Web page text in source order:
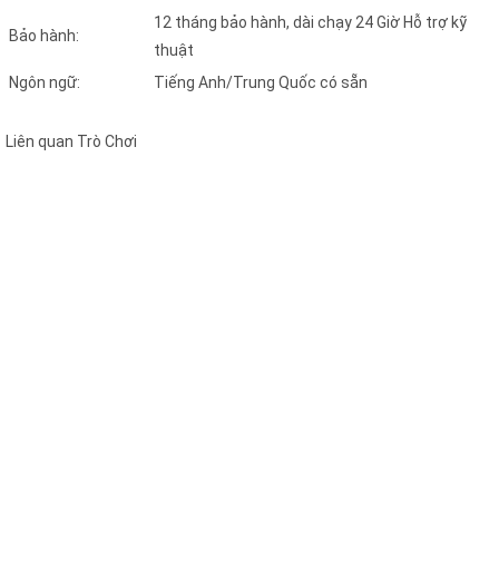
Bảo hành:
12 tháng bảo hành, dài chạy 24 Giờ Hỗ trợ kỹ
thuật
Ngôn ngữ:
Tiếng Anh/Trung Quốc có sẵn
Liên quan Trò Chơi